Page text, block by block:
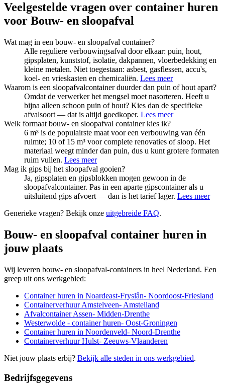
Veelgestelde vragen over container huren
voor Bouw- en sloopafval
Wat mag in een bouw- en sloopafval container?
Alle reguliere verbouwingsafval door elkaar: puin, hout,
gipsplaten, kunststof, isolatie, dakpannen, vloerbedekking en
kleine metalen. Niet toegestaan: asbest, gasflessen, accu's,
koel- en vrieskasten en chemicaliën. Lees meer
Waarom is een sloopafvalcontainer duurder dan puin of hout apart?
Omdat de verwerker het mengsel moet nasorteren. Heeft u
bijna alleen schoon puin of hout? Kies dan de specifieke
afvalsoort — dat is altijd goedkoper. Lees meer
Welk formaat bouw- en sloopafval container kies ik?
6 m³ is de populairste maat voor een verbouwing van één
ruimte; 10 of 15 m³ voor complete renovaties of sloop. Het
materiaal weegt minder dan puin, dus u kunt grotere formaten
ruim vullen. Lees meer
Mag ik gips bij het sloopafval gooien?
Ja, gipsplaten en gipsblokken mogen gewoon in de
sloopafvalcontainer. Pas in een aparte gipscontainer als u
uitsluitend gips afvoert — dan is het tarief lager. Lees meer
Generieke vragen? Bekijk onze uitgebreide FAQ.
Bouw- en sloopafval container huren in
jouw plaats
Wij leveren bouw- en sloopafval-containers in heel Nederland. Een
greep uit ons werkgebied:
Container huren in Noardeast-Fryslân- Noordoost-Friesland
Containerverhuur Amstelveen- Amstelland
Afvalcontainer Assen- Midden-Drenthe
Westerwolde - container huren- Oost-Groningen
Container huren in Noordenveld- Noord-Drenthe
Containerverhuur Hulst- Zeeuws-Vlaanderen
Niet jouw plaats erbij? Bekijk alle steden in ons werkgebied.
Bedrijfsgegevens